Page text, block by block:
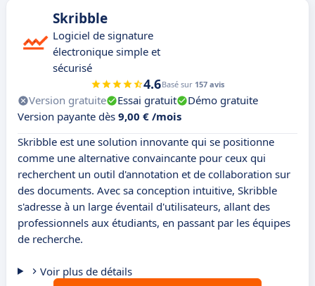
Skribble
Logiciel de signature
électronique simple et
sécurisé
4.6Basé sur 157 avis
Version gratuite Essai gratuit
Démo gratuite
Version payante dès 9,00 € /mois
Skribble est une solution innovante qui se positionne
comme une alternative convaincante pour ceux qui
recherchent un outil d'annotation et de collaboration sur
des documents. Avec sa conception intuitive, Skribble
s'adresse à un large éventail d'utilisateurs, allant des
professionnels aux étudiants, en passant par les équipes
de recherche.
Voir plus de détails